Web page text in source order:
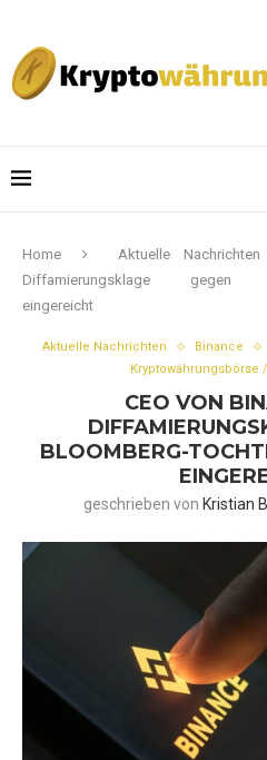
Home Aktuelle Nachrichten
Diffamierungsklage gegen
eingereicht
Aktuelle Nachrichten Binance
Kryptowährungsbörse
CEO VON
BLOOMBERG-
geschrieben von Kristian